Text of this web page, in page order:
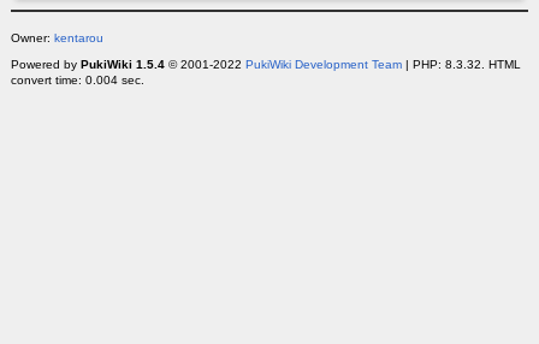
Owner: kentarou
Powered by PukiWiki 1.5.4© 2001-2022 PukiWiki Development Team| PHP: 8.3.32. HTML
convert time: 0.004 sec.